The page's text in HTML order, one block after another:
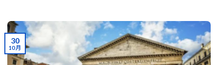
30
10 月